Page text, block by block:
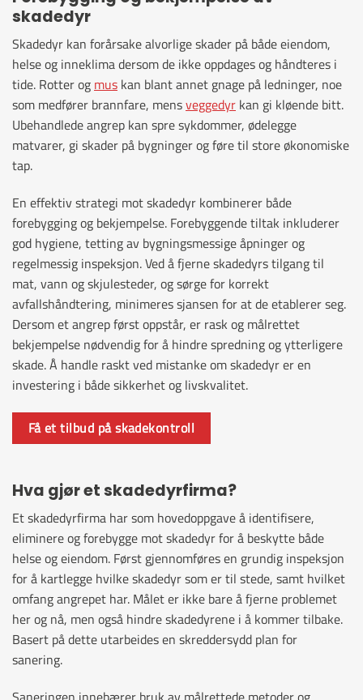
skadedyr
Skadedyr kan forårsake alvorlige skader på både eiendom,
helse og inneklima dersom de ikke oppdages og håndteres i
tide. Rotter og mus kan blant annet gnage på ledninger, noe
som medfører brannfare, mensveggedyr kan gi kløende bitt.
Ubehandlede angrep kan spre sykdommer, ødelegge
matvarer, gi skader på bygninger og føre til store økonomiske
tap.
En effektiv strategi mot skadedyr kombinerer både
forebygging og bekjempelse. Forebyggende tiltak inkluderer
god hygiene, tetting av bygningsmessige åpninger og
regelmessig inspeksjon. Ved å fjerne skadedyrs tilgang til
mat, vann og skjulesteder, og sørge for korrekt
avfallshåndtering, minimeres sjansen for at de etablerer seg.
Dersom et angrep først oppstår, er rask og målrettet
bekjempelse nødvendig for å hindre spredning og ytterligere
skade. Å handle raskt ved mistanke om skadedyr er en
investering i både sikkerhet og livskvalitet.
Få et tilbud på skadekontroll
Hva gjør et skadedyrfirma?
Et skadedyrfirma har som hovedoppgave å identifisere,
eliminere og forebygge mot skadedyr for å beskytte både
helse og eiendom. Først gjennomføres en grundig inspeksjon
for å kartlegge hvilke skadedyr som er til stede, samt hvilket
omfang angrepet har. Målet er ikke bare å fjerne problemet
her og nå, men også hindre skadedyrene i å kommer tilbake.
Basert på dette utarbeides en skreddersydd plan for
sanering.